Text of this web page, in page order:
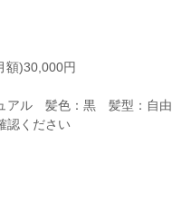
額)30,000円
アル 髪色：黒 髪型：自由
認ください